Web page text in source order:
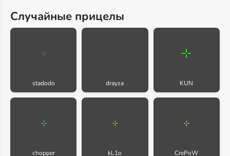
Случайные прицелы
stadodo drayza KUN
chopper kL1o CrePoW